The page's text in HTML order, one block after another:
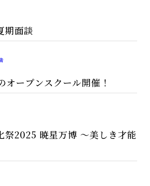
期面談
オープンスクール開催！
博 〜美しき才能